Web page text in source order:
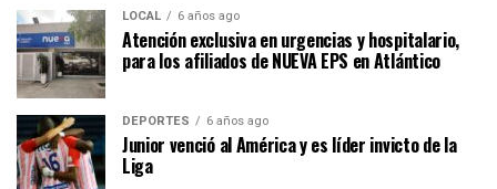
LOCAL 6 años ago
Atención exclusiva en urgencias y hospitalario,
para los afiliados de NUEVA EPS en Atlántico
DEPORTES 6 años ago
Junior venció al América y es líder invicto de la
Liga